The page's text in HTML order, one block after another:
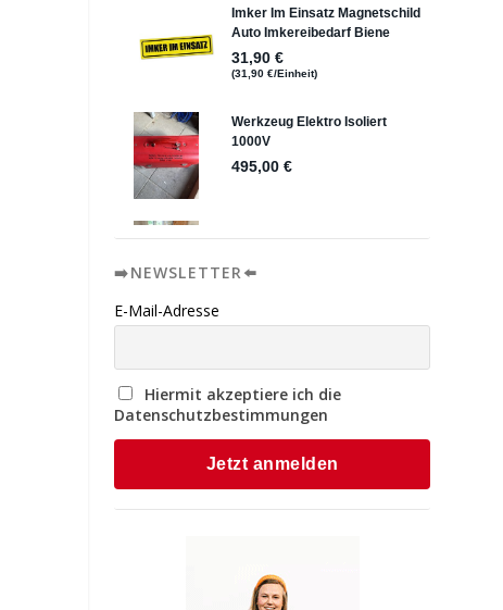
➡️NEWSLETTER⬅️
E-Mail-Adresse
Hiermit akzeptiere ich die
Datenschutzbestimmungen